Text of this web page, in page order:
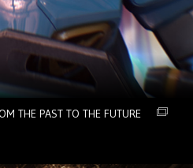
THE PAST TO THE FUTURE